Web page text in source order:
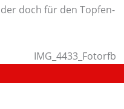
doch für den Topfen-